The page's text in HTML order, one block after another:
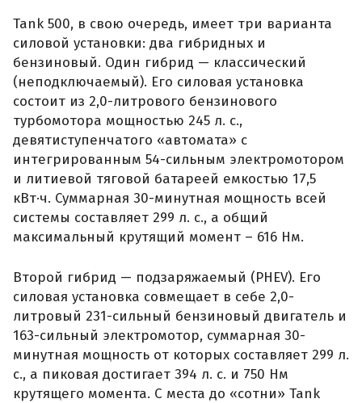
Tank 500, в свою очередь, имеет три варианта
силовой установки: два гибридных и
бензиновый. Один гибрид — классический
(неподключаемый). Его силовая установка
состоит из 2,0-литрового бензинового
турбомотора мощностью 245 л. с.,
девятиступенчатого «автомата» с
интегрированным 54-сильным электромотором
и литиевой тяговой батареей емкостью 17,5
кВт·ч. Суммарная 30-минутная мощность всей
системы составляет 299 л. с., а общий
максимальный крутящий момент – 616 Нм.
Второй гибрид — подзаряжаемый (PHEV). Его
силовая установка совмещает в себе 2,0-
литровый 231-сильный бензиновый двигатель и
163-сильный электромотор, суммарная 30-
минутная мощность от которых составляет 299 л.
с., а пиковая достигает 394 л. с. и 750 Нм
крутящего момента. С места до «сотни» Tank